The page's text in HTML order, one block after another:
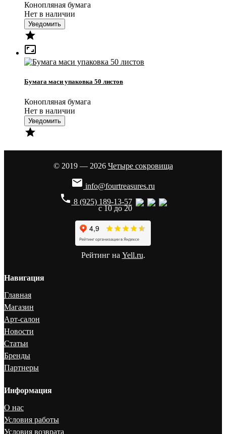
Конопляная бумага
Нет в наличии
Уведомить


Бумага маси упаковка 50 листов
Конопляная бумага
Нет в наличии
Уведомить

© 2019 — 2026 Четыре сокровища
 info@fourtreasures.ru
phone 8 (925) 189-13-57
с 10 до 20
Рейтинг на Yell.ru.
Навигация
Главная
Магазин
Арт-салон
Новости
Статьи
Бренды
Партнеры
Информация
О нас
Условия работы
Условия возврата